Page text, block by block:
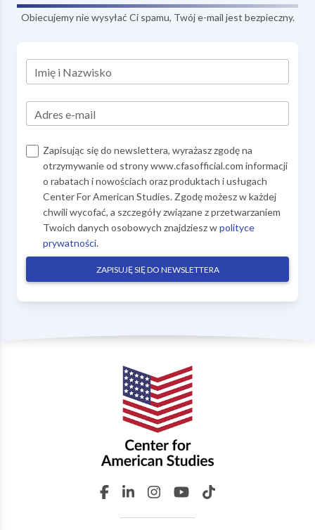
Obiecujemy nie wysyłać Ci spamu, Twój e-mail jest bezpieczny.
Imię i Nazwisko
Adres e-mail
Zapisując się do newslettera, wyrażasz zgodę na
otrzymywanie od strony www.cfasofficial.com informacji
o rabatach i nowościach oraz produktach i usługach
Center For American Studies. Zgodę możesz w każdej
chwili wycofać, a szczegóły związane z przetwarzaniem
Twoich danych osobowych znajdziesz wpolityce
prywatności.
ZAPISUJĘ SIĘ DO NEWSLETTERA